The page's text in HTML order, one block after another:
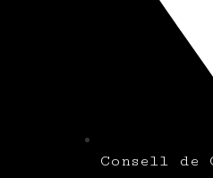
Consell de